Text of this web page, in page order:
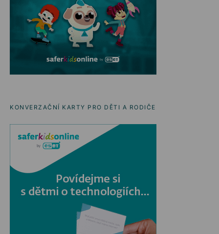
KONVERZAČNÍ KARTY PRO DĚTI A RODIČE